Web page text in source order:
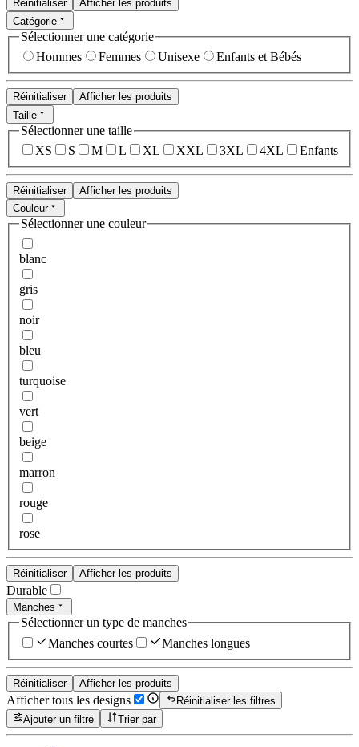
Réinitialiser
Afficher les produits
Catégorie
Sélectionner une catégorie
Hommes
Femmes Unisexe Enfants et Bébés
Réinitialiser
Afficher les produits
Taille
Sélectionner une taille
XS
S M L XL XXL 3XL 4XL Enfants
Réinitialiser
Afficher les produits
Couleur
Sélectionner une couleur
blanc
gris
noir
bleu
turquoise
vert
beige
marron
rouge
rose
Réinitialiser Afficher les produits
Durable
Manches
Sélectionner un type de manches
Manches courtes
Manches longues
Réinitialiser Afficher les produits
Afficher tous les designs
Réinitialiser les filtres
Ajouter un filtre
Trier par